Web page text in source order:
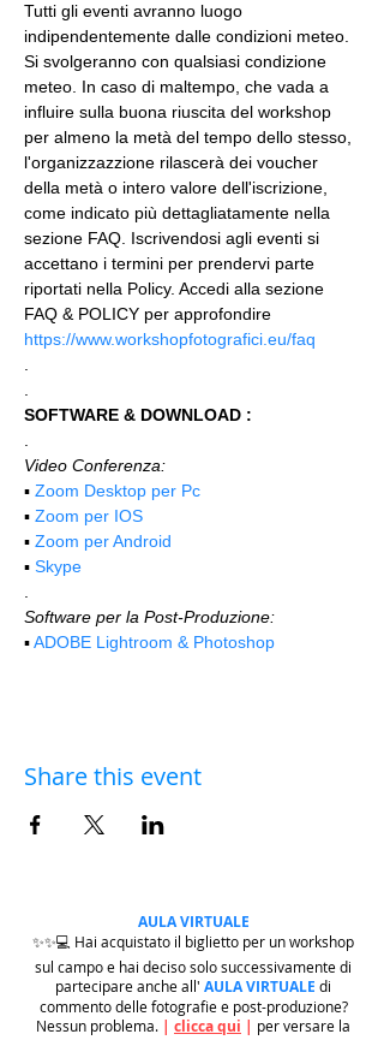
Tutti gli eventi avranno luogo
indipendentemente dalle condizioni meteo.
Si svolgeranno con qualsiasi condizione
meteo. In caso di maltempo, che vada a
influire sulla buona riuscita del workshop
per almeno la metà del tempo dello stesso,
l'organizzazzione rilascerà dei voucher
della metà o intero valore dell'iscrizione,
come indicato più dettagliatamente nella
sezione FAQ. Iscrivendosi agli eventi si
accettano i termini per prendervi parte
riportati nella Policy. Accedi alla sezione
FAQ & POLICY per approfondire
https://www.workshopfotografici.eu/faq
SOFTWARE & DOWNLOAD :
Video Conferenza:
▪️ Zoom Desktop per Pc
▪️ Zoom per IOS
▪️ Zoom per Android
▪️ Skype
Software per la Post-Produzione:
▪️ ADOBE Lightroom & Photoshop
Share this event
AULA VIRTUALE
✨✨💻 Hai acquistato il biglietto per un workshop
sul campo e hai deciso solo successivamente di
partecipare anche all' AULA VIRTUALE di
commento delle fotografie e post-produzione?
Nessun problema. | clicca qui | per versare la